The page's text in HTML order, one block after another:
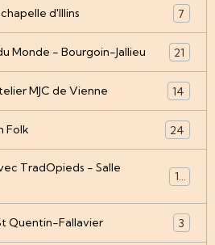
d'Illins 7
Monde - Bourgoin-Jallieu 21
MJC de Vienne 14
Folk 24
TradOpieds - Salle
12
Quentin-Fallavier 3